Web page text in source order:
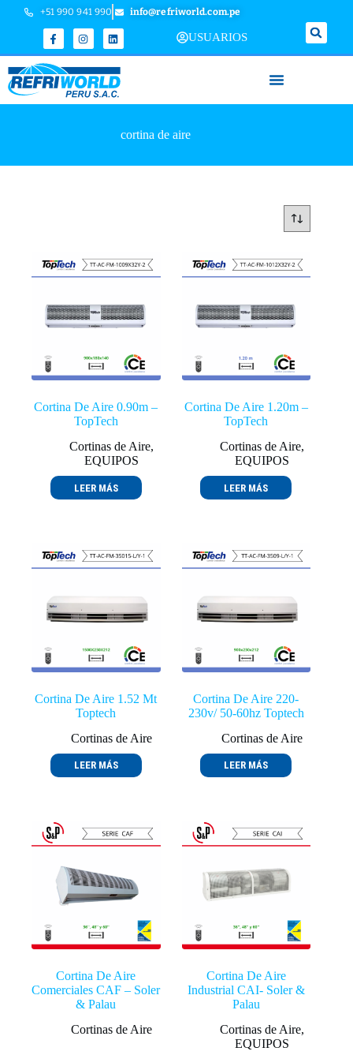
+51 990 941 990 info@refriworld.com.pe
USUARIOS
cortina de aire
Cortina De Aire 0.90m –
TopTech
Cortinas de Aire,
EQUIPOS
LEER MÁS
Cortina De Aire 1.20m –
TopTech
Cortinas de Aire,
EQUIPOS
LEER MÁS
Cortina De Aire 1.52 Mt
Toptech
Cortinas de Aire
LEER MÁS
Cortina De Aire 220-
230v/ 50-60hz Toptech
Cortinas de Aire
LEER MÁS
Cortina De Aire
Comerciales CAF – Soler
& Palau
Cortinas de Aire
Cortina De Aire
Industrial CAI- Soler &
Palau
Cortinas de Aire,
EQUIPOS